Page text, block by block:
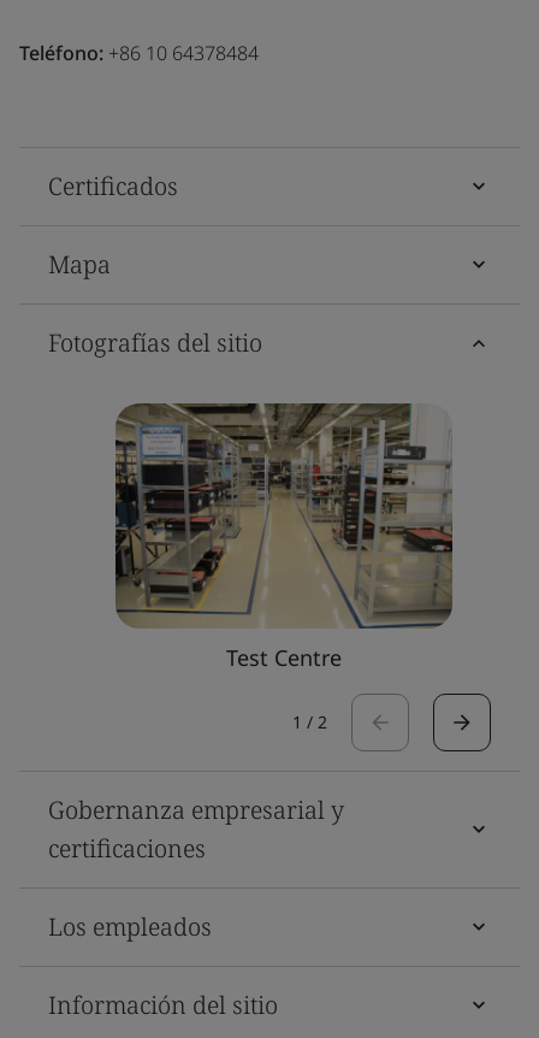
Teléfono: +86 10 64378484
Certificados
Mapa
Fotografías del sitio
Test Centre
1 / 2
Gobernanza empresarial y
certificaciones
Los empleados
Información del sitio